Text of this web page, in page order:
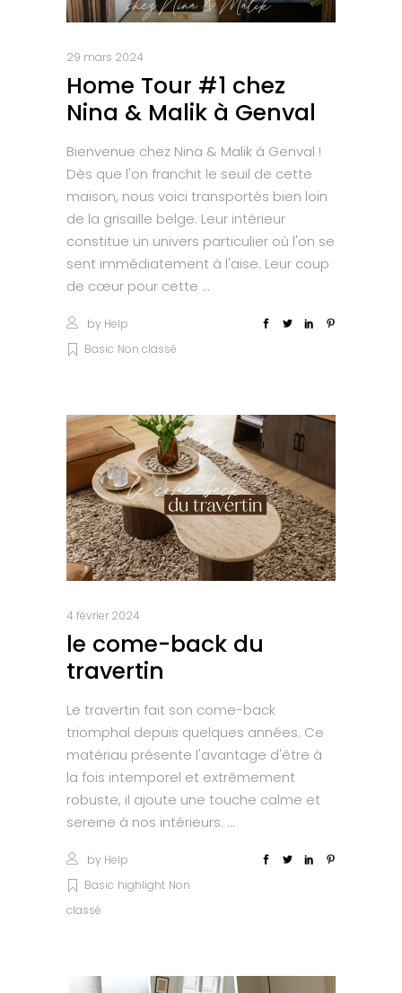
29 mars 2024
Home Tour #1 chez
Nina & Malik à Genval
Bienvenue chez Nina & Malik à Genval !
Dès que l'on franchit le seuil de cette
maison, nous voici transportés bien loin
de la grisaille belge. Leur intérieur
constitue un univers particulier où l'on se
sent immédiatement à l'aise. Leur coup
de cœur pour cette
by Help
Basic Non classé
4 février 2024
le come-back du
travertin
Le travertin fait son come-back
triomphal depuis quelques années. Ce
matériau présente l'avantage d'être à
la fois intemporel et extrêmement
robuste, il ajoute une touche calme et
sereine à nos intérieurs.
by Help
Basic highlight Non
classé